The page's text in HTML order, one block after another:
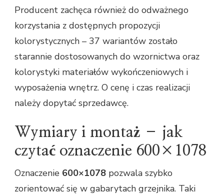
Producent zachęca również do odważnego
korzystania z dostępnych propozycji
kolorystycznych – 37 wariantów zostało
starannie dostosowanych do wzornictwa oraz
kolorystyki materiałów wykończeniowych i
wyposażenia wnętrz. O cenę i czas realizacji
należy dopytać sprzedawcę.
Wymiary i montaż – jak
czytać oznaczenie 600×1078
Oznaczenie 600×1078 pozwala szybko
zorientować się w gabarytach grzejnika. Taki